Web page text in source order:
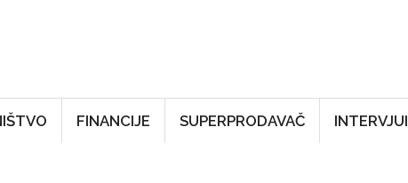
FINANCIJE SUPERPRODAVAČ INTERVJUI